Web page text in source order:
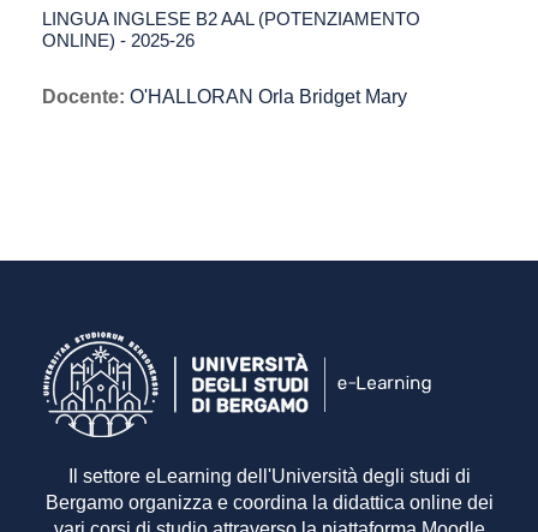
LINGUA INGLESE B2 AAL (POTENZIAMENTO
ONLINE) - 2025-26
Docente: O'HALLORAN Orla Bridget Mary
Il settore eLearning dell'Università degli studi di
Bergamo organizza e coordina la didattica online dei